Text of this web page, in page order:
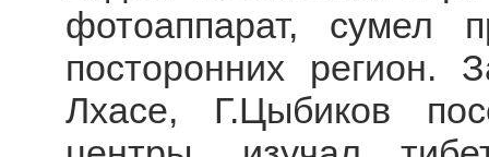
фотоаппарат, сумел
посторонних регион.
Лхасе, Г.Цыбиков